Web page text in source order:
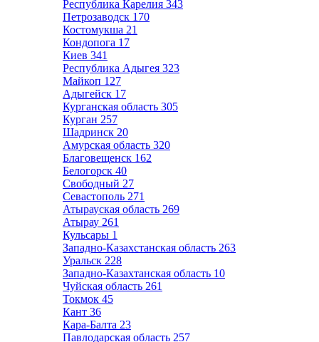
Республика Карелия 343
Петрозаводск 170
Костомукша 21
Кондопога 17
Киев 341
Республика Адыгея 323
Майкоп 127
Адыгейск 17
Курганская область 305
Курган 257
Шадринск 20
Амурская область 320
Благовещенск 162
Белогорск 40
Свободный 27
Севастополь 271
Атырауская область 269
Атырау 261
Кульсары 1
Западно-Казахстанская область 263
Уральск 228
Западно-Казахтанская область 10
Чуйская область 261
Токмок 45
Кант 36
Кара-Балта 23
Павлодарская область 257